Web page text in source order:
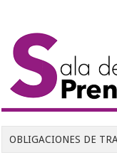
OBLIGACIONES DE